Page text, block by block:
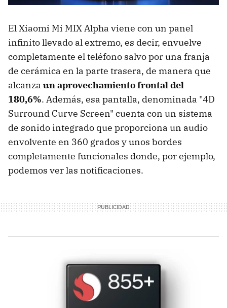
El Xiaomi Mi MIX Alpha viene con un panel
infinito llevado al extremo, es decir, envuelve
completamente el teléfono salvo por una franja
de cerámica en la parte trasera, de manera que
alcanza un aprovechamiento frontal del
180,6%. Además, esa pantalla, denominada "4D
Surround Curve Screen" cuenta con un sistema
de sonido integrado que proporciona un audio
envolvente en 360 grados y unos bordes
completamente funcionales donde, por ejemplo,
podemos ver las notificaciones.